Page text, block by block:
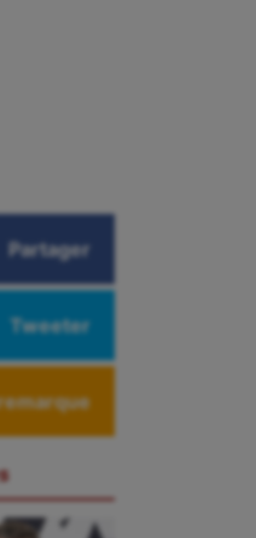
Partager
Tweeter